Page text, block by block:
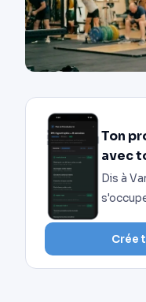
Ton
avec
Dis à
Crée